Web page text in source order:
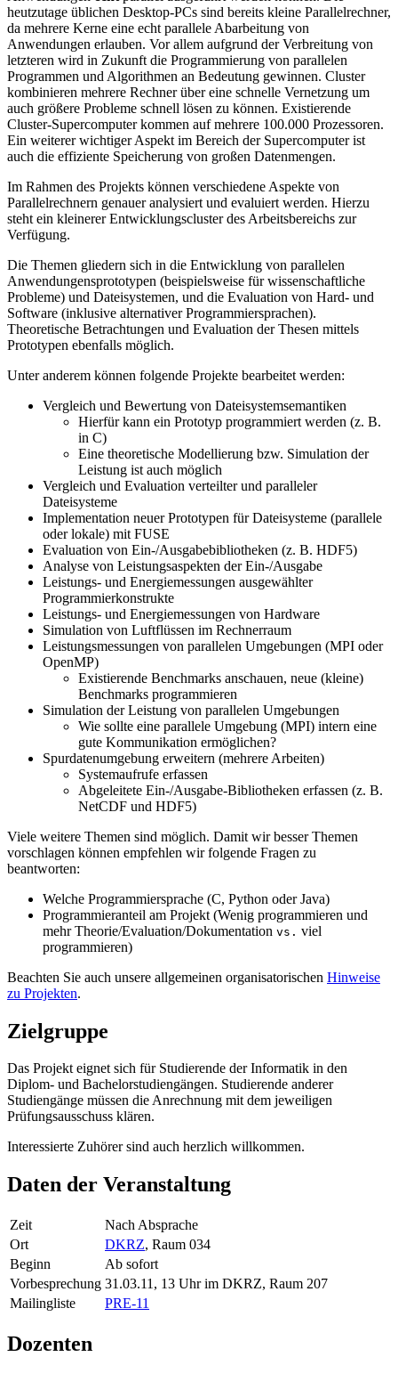
heutzutage üblichen Desktop-PCs sind bereits kleine Parallelrechner,
da mehrere Kerne eine echt parallele Abarbeitung von
Anwendungen erlauben. Vor allem aufgrund der Verbreitung von
letzteren wird in Zukunft die Programmierung von parallelen
Programmen und Algorithmen an Bedeutung gewinnen. Cluster
kombinieren mehrere Rechner über eine schnelle Vernetzung um
auch größere Probleme schnell lösen zu können. Existierende
Cluster-Supercomputer kommen auf mehrere 100.000 Prozessoren.
Ein weiterer wichtiger Aspekt im Bereich der Supercomputer ist
auch die effiziente Speicherung von großen Datenmengen.
Im Rahmen des Projekts können verschiedene Aspekte von
Parallelrechnern genauer analysiert und evaluiert werden. Hierzu
steht ein kleinerer Entwicklungscluster des Arbeitsbereichs zur
Verfügung.
Die Themen gliedern sich in die Entwicklung von parallelen
Anwendungensprototypen (beispielsweise für wissenschaftliche
Probleme) und Dateisystemen, und die Evaluation von Hard- und
Software (inklusive alternativer Programmiersprachen).
Theoretische Betrachtungen und Evaluation der Thesen mittels
Prototypen ebenfalls möglich.
Unter anderem können folgende Projekte bearbeitet werden:
Vergleich und Bewertung von Dateisystemsemantiken
Hierfür kann ein Prototyp programmiert werden (z. B.
in C)
Eine theoretische Modellierung bzw. Simulation der
Leistung ist auch möglich
Vergleich und Evaluation verteilter und paralleler
Dateisysteme
Implementation neuer Prototypen für Dateisysteme (parallele
oder lokale) mit FUSE
Evaluation von Ein-/Ausgabebibliotheken (z. B. HDF5)
Analyse von Leistungsaspekten der Ein-/Ausgabe
Leistungs- und Energiemessungen ausgewählter
Programmierkonstrukte
Leistungs- und Energiemessungen von Hardware
Simulation von Luftflüssen im Rechnerraum
Leistungsmessungen von parallelen Umgebungen (MPI oder
OpenMP)
Existierende Benchmarks anschauen, neue (kleine)
Benchmarks programmieren
Simulation der Leistung von parallelen Umgebungen
Wie sollte eine parallele Umgebung (MPI) intern eine
gute Kommunikation ermöglichen?
Spurdatenumgebung erweitern (mehrere Arbeiten)
Systemaufrufe erfassen
Abgeleitete Ein-/Ausgabe-Bibliotheken erfassen (z. B.
NetCDF und HDF5)
Viele weitere Themen sind möglich. Damit wir besser Themen
vorschlagen können empfehlen wir folgende Fragen zu
beantworten:
Welche Programmiersprache (C, Python oder Java)
Programmieranteil am Projekt (Wenig programmieren und
mehr Theorie/Evaluation/Dokumentation vs. viel
programmieren)
Beachten Sie auch unsere allgemeinen organisatorischen Hinweise
zu Projekten.
Zielgruppe
Das Projekt eignet sich für Studierende der Informatik in den
Diplom- und Bachelorstudiengängen. Studierende anderer
Studiengänge müssen die Anrechnung mit dem jeweiligen
Prüfungsausschuss klären.
Interessierte Zuhörer sind auch herzlich willkommen.
Daten der Veranstaltung
Zeit
Nach Absprache
Ort
DKRZ, Raum 034
Beginn
Ab sofort
Vorbesprechung 31.03.11, 13 Uhr im DKRZ, Raum 207
Mailingliste
PRE-11
Dozenten